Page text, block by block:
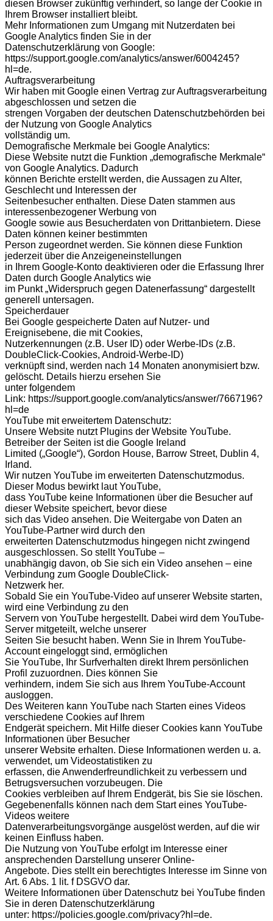
diesen Browser zukünftig verhindert, so lange der Cookie in
Ihrem Browser installiert bleibt.
Mehr Informationen zum Umgang mit Nutzerdaten bei
Google Analytics finden Sie in der
Datenschutzerklärung von Google:
https://support.google.com/analytics/answer/6004245?
hl=de.
Auftragsverarbeitung
Wir haben mit Google einen Vertrag zur Auftragsverarbeitung
abgeschlossen und setzen die
strengen Vorgaben der deutschen Datenschutzbehörden bei
der Nutzung von Google Analytics
vollständig um.
Demografische Merkmale bei Google Analytics:
Diese Website nutzt die Funktion „demografische Merkmale“
von Google Analytics. Dadurch
können Berichte erstellt werden, die Aussagen zu Alter,
Geschlecht und Interessen der
Seitenbesucher enthalten. Diese Daten stammen aus
interessenbezogener Werbung von
Google sowie aus Besucherdaten von Drittanbietern. Diese
Daten können keiner bestimmten
Person zugeordnet werden. Sie können diese Funktion
jederzeit über die Anzeigeneinstellungen
in Ihrem Google-Konto deaktivieren oder die Erfassung Ihrer
Daten durch Google Analytics wie
im Punkt „Widerspruch gegen Datenerfassung“ dargestellt
generell untersagen.
Speicherdauer
Bei Google gespeicherte Daten auf Nutzer- und
Ereignisebene, die mit Cookies,
Nutzerkennungen (z.B. User ID) oder Werbe-IDs (z.B.
DoubleClick-Cookies, Android-Werbe-ID)
verknüpft sind, werden nach 14 Monaten anonymisiert bzw.
gelöscht. Details hierzu ersehen Sie
unter folgendem
Link: https://support.google.com/analytics/answer/7667196?
hl=de
YouTube mit erweitertem Datenschutz:
Unsere Website nutzt Plugins der Website YouTube.
Betreiber der Seiten ist die Google Ireland
Limited („Google“), Gordon House, Barrow Street, Dublin 4,
Irland.
Wir nutzen YouTube im erweiterten Datenschutzmodus.
Dieser Modus bewirkt laut YouTube,
dass YouTube keine Informationen über die Besucher auf
dieser Website speichert, bevor diese
sich das Video ansehen. Die Weitergabe von Daten an
YouTube-Partner wird durch den
erweiterten Datenschutzmodus hingegen nicht zwingend
ausgeschlossen. So stellt YouTube –
unabhängig davon, ob Sie sich ein Video ansehen – eine
Verbindung zum Google DoubleClick-
Netzwerk her.
Sobald Sie ein YouTube-Video auf unserer Website starten,
wird eine Verbindung zu den
Servern von YouTube hergestellt. Dabei wird dem YouTube-
Server mitgeteilt, welche unserer
Seiten Sie besucht haben. Wenn Sie in Ihrem YouTube-
Account eingeloggt sind, ermöglichen
Sie YouTube, Ihr Surfverhalten direkt Ihrem persönlichen
Profil zuzuordnen. Dies können Sie
verhindern, indem Sie sich aus Ihrem YouTube-Account
ausloggen.
Des Weiteren kann YouTube nach Starten eines Videos
verschiedene Cookies auf Ihrem
Endgerät speichern. Mit Hilfe dieser Cookies kann YouTube
Informationen über Besucher
unserer Website erhalten. Diese Informationen werden u. a.
verwendet, um Videostatistiken zu
erfassen, die Anwenderfreundlichkeit zu verbessern und
Betrugsversuchen vorzubeugen. Die
Cookies verbleiben auf Ihrem Endgerät, bis Sie sie löschen.
Gegebenenfalls können nach dem Start eines YouTube-
Videos weitere
Datenverarbeitungsvorgänge ausgelöst werden, auf die wir
keinen Einfluss haben.
Die Nutzung von YouTube erfolgt im Interesse einer
ansprechenden Darstellung unserer Online-
Angebote. Dies stellt ein berechtigtes Interesse im Sinne von
Art. 6 Abs. 1 lit. f DSGVO dar.
Weitere Informationen über Datenschutz bei YouTube finden
Sie in deren Datenschutzerklärung
unter: https://policies.google.com/privacy?hl=de.